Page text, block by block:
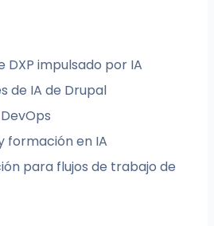
DXP impulsado por IA
de IA de Drupal
formación en IA
para flujos de trabajo de